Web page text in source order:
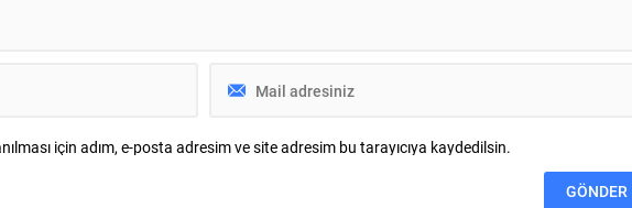
için adım, e-posta adresim ve site adresim bu tarayıcıya kaydedilsin.